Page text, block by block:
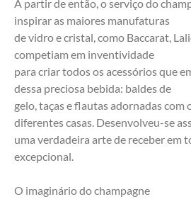
A partir de então, o serviço do
inspirar as maiores manufaturas
de vidro e cristal, como Baccarat,
competiam em inventividade
para criar todos os acessórios que
dessa preciosa bebida: baldes de
gelo, taças e flautas adornadas com
diferentes casas. Desenvolveu-se
uma verdadeira arte de receber em
excepcional.
O imaginário do champagne